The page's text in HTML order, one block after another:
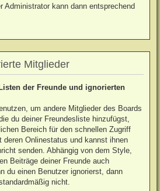
Administrator kann dann entsprechend
Mitglieder
der Freunde und ignorierten
um andere Mitglieder des Boards
du deiner Freundesliste hinzufügst,
Bereich für den schnellen Zugriff
Onlinestatus und kannst ihnen
senden. Abhängig von dem Style,
Beiträge deiner Freunde auch
du einen Benutzer ignorierst, dann
nicht.